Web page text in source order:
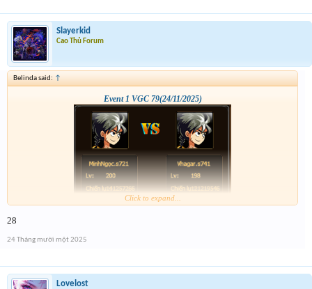
Slayerkid
Cao Thủ Forum
Belinda said: ↑
Event 1 VGC 79(24/11/2025)
Click to expand...
28
24 Tháng mười một 2025
Lovelost